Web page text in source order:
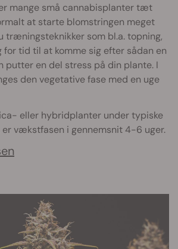
mange små cannabisplanter tæt
at starte blomstringen meget
træningsteknikker som bl.a. topning,
for tid til at komme sig efter sådan en
putter en del stress på din plante. I
den vegetative fase med en uge
eller hybridplanter under typiske
vækstfasen i gennemsnit 4-6 uger.